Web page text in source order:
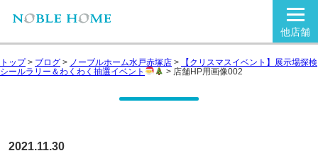
他店舗
トップ> ブログ > ノーブルホーム水戸赤塚店 >
【クリスマスイベント】展示場探検
シールラリー＆わくわく抽選イベント
> 店舗HP用画像002
2021.11.30